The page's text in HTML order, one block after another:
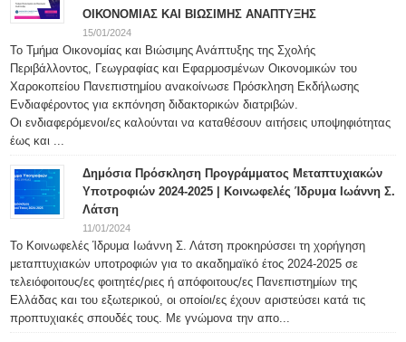
ΟΙΚΟΝΟΜΙΑΣ ΚΑΙ ΒΙΩΣΙΜΗΣ ΑΝΑΠΤΥΞΗΣ
15/01/2024
Το Τμήμα Οικονομίας και Βιώσιμης Ανάπτυξης της Σχολής
Περιβάλλοντος, Γεωγραφίας και Εφαρμοσμένων Οικονομικών του
Χαροκοπείου Πανεπιστημίου ανακοίνωσε Πρόσκληση Εκδήλωσης
Ενδιαφέροντος για εκπόνηση διδακτορικών διατριβών.
Οι ενδιαφερόμενοι/ες καλούνται να καταθέσουν αιτήσεις υποψηφιότητας
έως και ...
Δημόσια Πρόσκληση Προγράμματος Μεταπτυχιακών
Υποτροφιών 2024-2025 | Κοινωφελές Ίδρυμα Ιωάννη Σ.
Λάτση
11/01/2024
Το Κοινωφελές Ίδρυμα Ιωάννη Σ. Λάτση προκηρύσσει τη χορήγηση
μεταπτυχιακών υποτροφιών για το ακαδημαϊκό έτος 2024-2025 σε
τελειόφοιτους/ες φοιτητές/ριες ή απόφοιτους/ες Πανεπιστημίων της
Ελλάδας και του εξωτερικού, οι οποίοι/ες έχουν αριστεύσει κατά τις
προπτυχιακές σπουδές τους. Με γνώμονα την απο...